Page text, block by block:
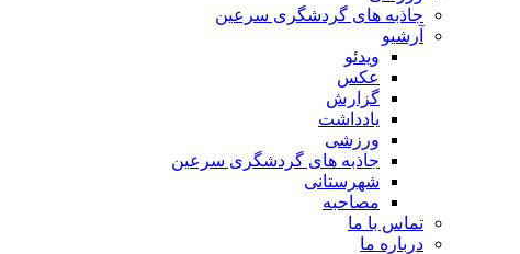
جاذبه های گردشگری سرعین
آرشیو
ویدئو
عکس
گزارش
یادداشت
ورزشی
جاذبه های گردشگری سرعین
شهرستانی
مصاحبه
تماس با ما
درباره ما